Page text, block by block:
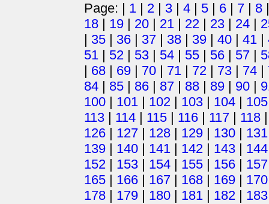
Page: | 1 | 2 | 3 | 4 | 5 | 6 | 7 | 8
18 | 19 | 20 | 21 | 22 | 23 | 24 |
| 35 | 36 | 37 | 38 | 39 | 40 | 41 |
51 | 52 | 53 | 54 | 55 | 56 | 57 |
| 68 | 69 | 70 | 71 | 72 | 73 | 74 |
84 | 85 | 86 | 87 | 88 | 89 | 90 |
100 | 101 | 102 | 103 | 104 | 105
113 | 114 | 115 | 116 | 117 | 118
126 | 127 | 128 | 129 | 130 | 131
139 | 140 | 141 | 142 | 143 | 144
152 | 153 | 154 | 155 | 156 | 157
165 | 166 | 167 | 168 | 169 | 170
178 | 179 | 180 | 181 | 182 | 183